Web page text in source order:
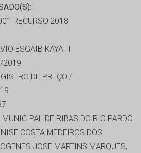
RECURSO 2018
ESGAIB KAYATT
2019
DE PREÇO /
MUNICIPAL DE RIBAS DO RIO PARDO
COSTA MEDEIROS DOS
JOSE MARTINS MARQUES,